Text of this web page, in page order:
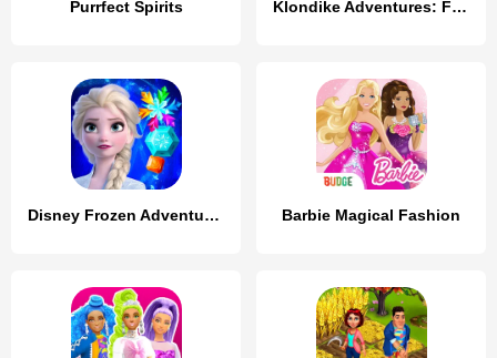
Purrfect Spirits Klondike Adventures: Farm Game
Disney Frozen Adventures Barbie Magical Fashion